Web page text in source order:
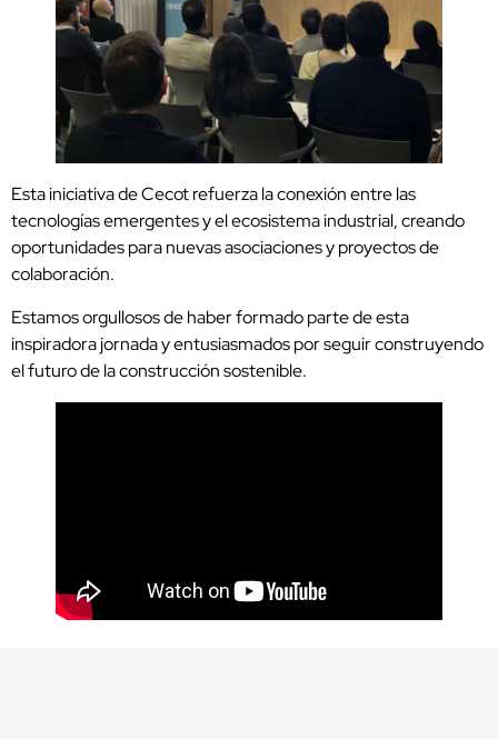
Esta iniciativa de Cecot refuerza la conexión entre las
tecnologías emergentes y el ecosistema industrial, creando
oportunidades para nuevas asociaciones y proyectos de
colaboración.
Estamos orgullosos de haber formado parte de esta
inspiradora jornada y entusiasmados por seguir construyendo
el futuro de la construcción sostenible.